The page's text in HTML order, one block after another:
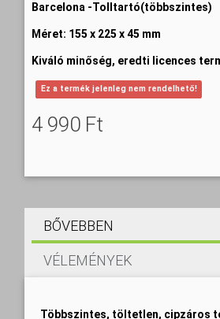
Barcelona -Tolltartó(többszintes)
Méret: 155 x 225 x 45 mm
Kiváló minőség, eredti licences
Ez a termék jelenleg nem rendelhető!
4 990 Ft‎
BŐVEBBEN
VÉLEMÉNYEK
Többszintes, töltetlen, cipzáros